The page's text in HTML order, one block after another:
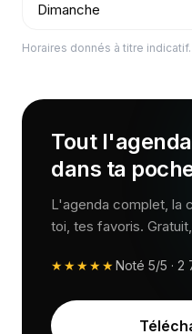
Dimanche
Horaires donnés à titre
Tout
dans ta
L'agenda complet, la
toi, tes favoris.
★★★★★Noté 5/5 · 2